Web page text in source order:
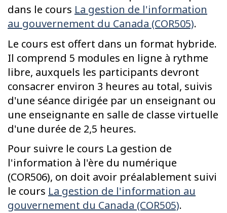
dans le cours La gestion de l'information
au gouvernement du Canada (COR505).
Le cours est offert dans un format hybride.
Il comprend 5 modules en ligne à rythme
libre, auxquels les participants devront
consacrer environ 3 heures au total, suivis
d'une séance dirigée par un enseignant ou
une enseignante en salle de classe virtuelle
d'une durée de 2,5 heures.
Pour suivre le cours La gestion de
l'information à l'ère du numérique
(COR506), on doit avoir préalablement suivi
le cours La gestion de l'information au
gouvernement du Canada (COR505).